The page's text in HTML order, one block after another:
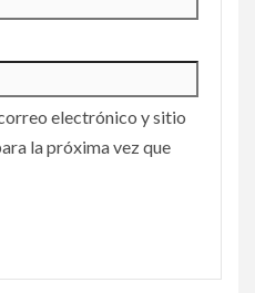
electrónico y sitio
la próxima vez que